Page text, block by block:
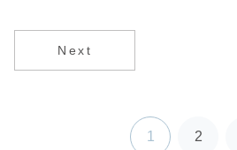
Next
1 2